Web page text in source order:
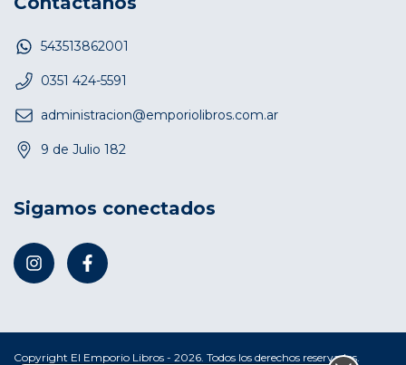
543513862001
0351 424-5591
administracion@emporiolibros.com.ar
9 de Julio 182
Sigamos conectados
Copyright El Emporio Libros - 2026. Todos los derechos reservados.